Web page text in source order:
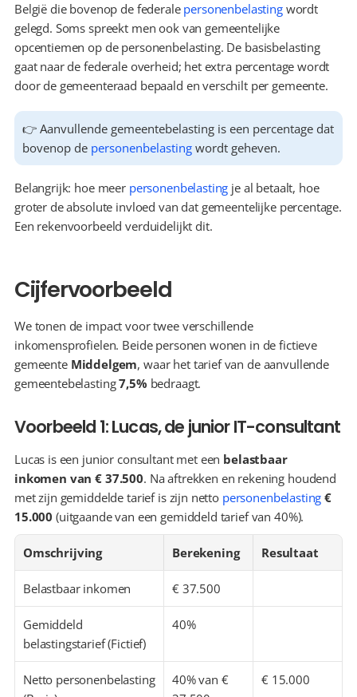
België die bovenop de federale personenbelasting wordt
gelegd. Soms spreekt men ook van gemeentelijke
opcentiemen op de personenbelasting. De basisbelasting
gaat naar de federale overheid; het extra percentage wordt
door de gemeenteraad bepaald en verschilt per gemeente.
👉 Aanvullende gemeentebelasting is een percentage dat
bovenop de personenbelasting wordt geheven.
Belangrijk: hoe meer personenbelasting je al betaalt, hoe
groter de absolute invloed van dat gemeentelijke percentage.
Een rekenvoorbeeld verduidelijkt dit.
Cijfervoorbeeld
We tonen de impact voor twee verschillende
inkomensprofielen. Beide personen wonen in de fictieve
gemeente Middelgem, waar het tarief van de aanvullende
gemeentebelasting 7,5% bedraagt.
Voorbeeld 1: Lucas, de junior IT-consultant
Lucas is een junior consultant met een belastbaar
inkomen van € 37.500. Na aftrekken en rekening houdend
met zijn gemiddelde tarief is zijn netto personenbelasting €
15.000 (uitgaande van een gemiddeld tarief van 40%).
Omschrijving Berekening Resultaat
Belastbaar inkomen € 37.500
Gemiddeld
belastingstarief (Fictief)
40%
Netto personenbelasting
40% van €
€ 15.000